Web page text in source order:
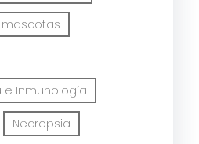
mascotas
Inmunología
Necropsia